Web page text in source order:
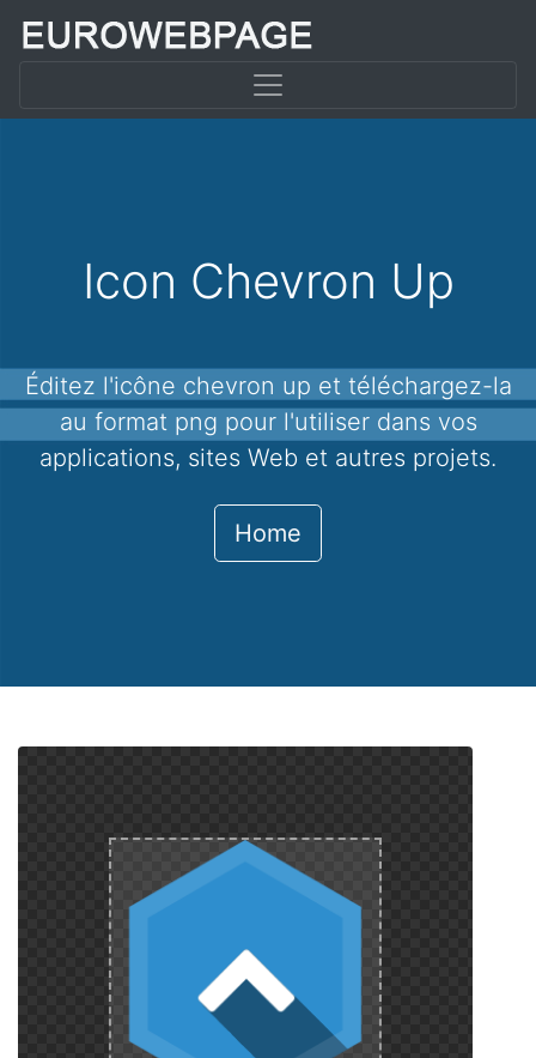
Icon Chevron Up
Éditez l'icône chevron up et téléchargez-la
au format png pour l'utiliser dans vos
applications, sites Web et autres projets.
Home